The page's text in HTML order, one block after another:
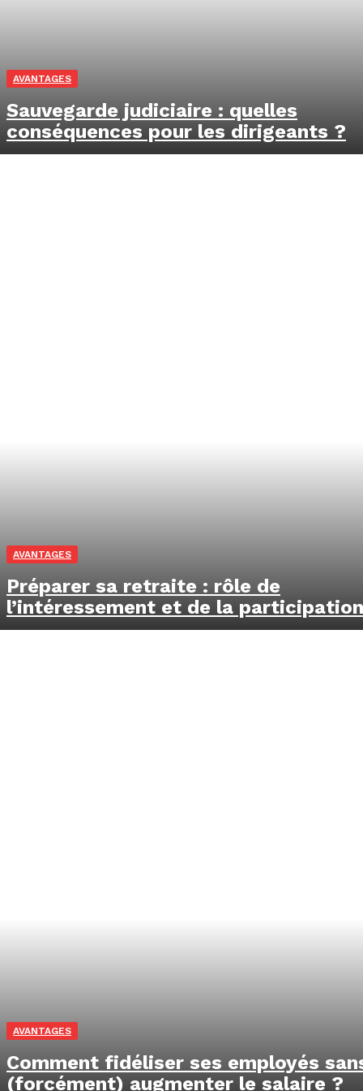
AVANTAGES
Sauvegarde judiciaire : quelles
conséquences pour les dirigeants ?
AVANTAGES
Préparer sa retraite : rôle de
l’intéressement et de la participation
AVANTAGES
Comment fidéliser ses employés
(forcément) augmenter le salaire ?